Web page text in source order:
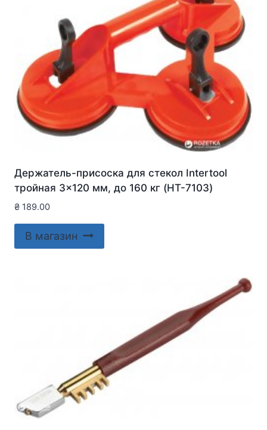
Держатель-присоска для стекол Intertool
тройная 3×120 мм, до 160 кг (HT-7103)
₴ 189.00
В магазин